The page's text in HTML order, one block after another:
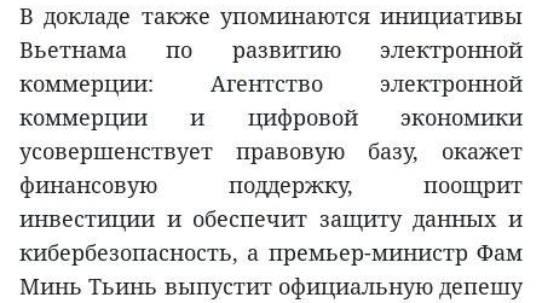
В докладе также упоминаются инициативы
Вьетнама по развитию электронной
коммерции: Агентство электронной
коммерции и цифровой экономики
усовершенствует правовую базу, окажет
финансовую поддержку, поощрит
инвестиции и обеспечит защиту данных и
кибербезопасность, а премьер-министр Фам
Минь Тьинь выпустит официальную депешу